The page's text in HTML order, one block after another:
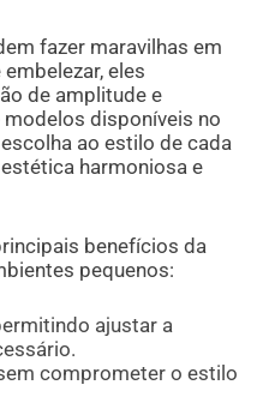
fazer maravilhas em
eles
de amplitude e
disponíveis no
ao estilo de cada
harmoniosa e
benefícios da
pequenos:
ajustar a
comprometer o estilo